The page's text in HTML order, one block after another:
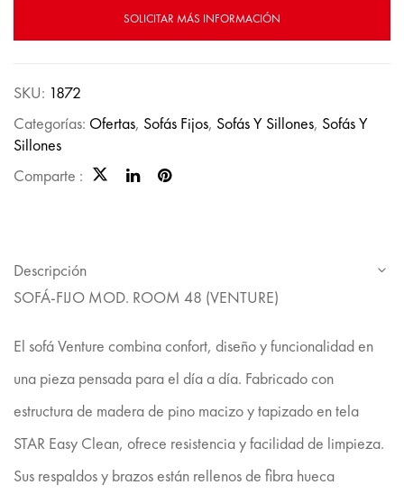
SOLICITAR MÁS INFORMACIÓN
SKU: 1872
Categorías: Ofertas, Sofás Fijos, Sofás Y Sillones, Sofás Y
Sillones
Comparte :
Descripción
SOFÁ-FIJO MOD. ROOM 48 (VENTURE)
El sofá Venture combina confort, diseño y funcionalidad en
una pieza pensada para el día a día. Fabricado con
estructura de madera de pino macizo y tapizado en tela
STAR Easy Clean, ofrece resistencia y facilidad de limpieza.
Sus respaldos y brazos están rellenos de fibra hueca